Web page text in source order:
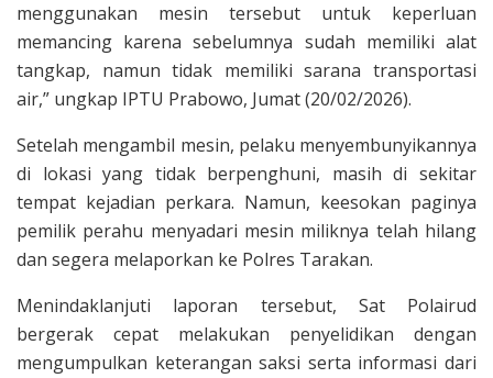
menggunakan mesin tersebut untuk keperluan
memancing karena sebelumnya sudah memiliki alat
tangkap, namun tidak memiliki sarana transportasi
air,” ungkap IPTU Prabowo, Jumat (20/02/2026).
Setelah mengambil mesin, pelaku menyembunyikannya
di lokasi yang tidak berpenghuni, masih di sekitar
tempat kejadian perkara. Namun, keesokan paginya
pemilik perahu menyadari mesin miliknya telah hilang
dan segera melaporkan ke Polres Tarakan.
Menindaklanjuti laporan tersebut, Sat Polairud
bergerak cepat melakukan penyelidikan dengan
mengumpulkan keterangan saksi serta informasi dari